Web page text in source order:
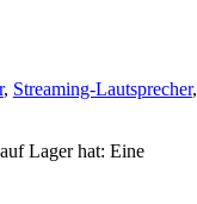
, Streaming-Lautsprecher,
Lager hat: Eine